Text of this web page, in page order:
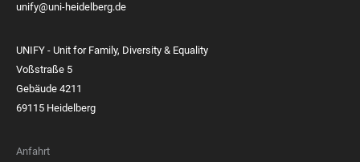
unify@uni-heidelberg.de
UNIFY - Unit for Family, Diversity & Equality
Voßstraße 5
Gebäude 4211
69115 Heidelberg
Anfahrt